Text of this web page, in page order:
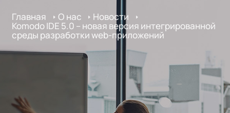
Главная О нас Новости
Komodo IDE 5.0 – новая версия интегрированной
среды разработки web-приложений